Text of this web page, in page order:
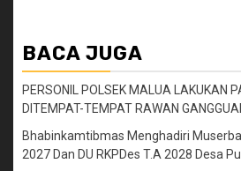
BACA JUGA
PERSONIL POLSEK MALUA LAKUKAN
DITEMPAT-TEMPAT RAWAN
Bhabinkamtibmas Menghadiri
2027 Dan DU RKPDes T.A 2028 Desa